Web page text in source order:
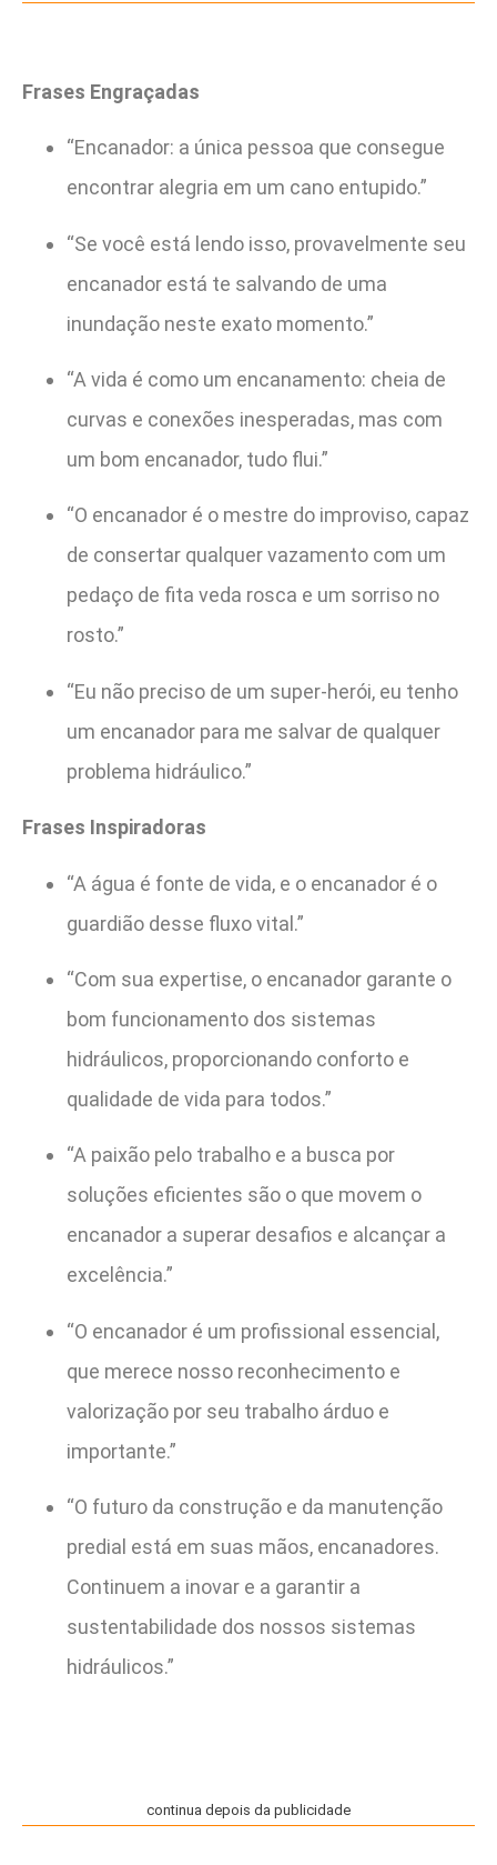
Frases Engraçadas
“Encanador: a única pessoa que consegue
encontrar alegria em um cano entupido.”
“Se você está lendo isso, provavelmente seu
encanador está te salvando de uma
inundação neste exato momento.”
“A vida é como um encanamento: cheia de
curvas e conexões inesperadas, mas com
um bom encanador, tudo flui.”
“O encanador é o mestre do improviso, capaz
de consertar qualquer vazamento com um
pedaço de fita veda rosca e um sorriso no
rosto.”
“Eu não preciso de um super-herói, eu tenho
um encanador para me salvar de qualquer
problema hidráulico.”
Frases Inspiradoras
“A água é fonte de vida, e o encanador é o
guardião desse fluxo vital.”
“Com sua expertise, o encanador garante o
bom funcionamento dos sistemas
hidráulicos, proporcionando conforto e
qualidade de vida para todos.”
“A paixão pelo trabalho e a busca por
soluções eficientes são o que movem o
encanador a superar desafios e alcançar a
excelência.”
“O encanador é um profissional essencial,
que merece nosso reconhecimento e
valorização por seu trabalho árduo e
importante.”
“O futuro da construção e da manutenção
predial está em suas mãos, encanadores.
Continuem a inovar e a garantir a
sustentabilidade dos nossos sistemas
hidráulicos.”
continua depois da publicidade